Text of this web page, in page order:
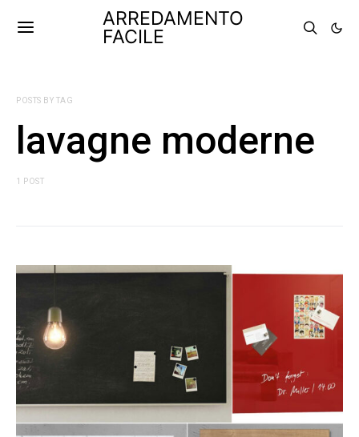
ARREDAMENTO
FACILE
POSTS BY TAG
lavagne moderne
1 POST